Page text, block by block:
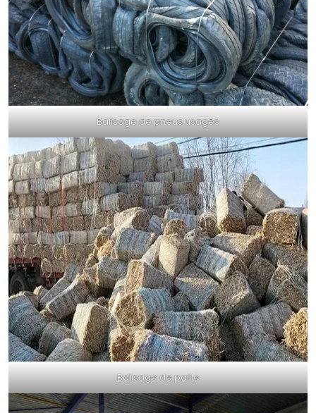
Balisage de pneus usagés
Balisage de paille